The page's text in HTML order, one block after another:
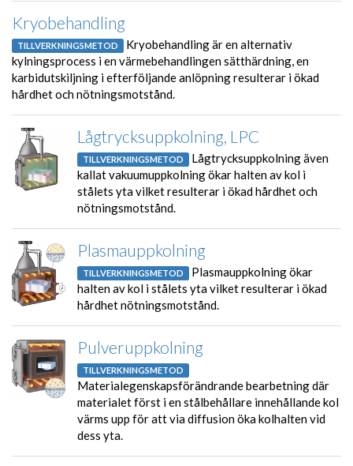
Kryobehandling
TILLVERKNINGSMETOD Kryobehandling är en alternativ
kylningsprocess i en värmebehandlingen sätthärdning, en
karbidutskiljning i efterföljande anlöpning resulterar i ökad
hårdhet och nötningsmotstånd.
Lågtrycksuppkolning, LPC
TILLVERKNINGSMETOD Lågtrycksuppkolning även
kallat vakuumuppkolning ökar halten av kol i
stålets yta vilket resulterar i ökad hårdhet och
nötningsmotstånd.
Plasmauppkolning
TILLVERKNINGSMETOD Plasmauppkolning ökar
halten av kol i stålets yta vilket resulterar i ökad
hårdhet nötningsmotstånd.
Pulveruppkolning
TILLVERKNINGSMETOD
Materialegenskapsförändrande bearbetning där
materialet först i en stålbehållare innehållande kol
värms upp för att via diffusion öka kolhalten vid
dess yta.